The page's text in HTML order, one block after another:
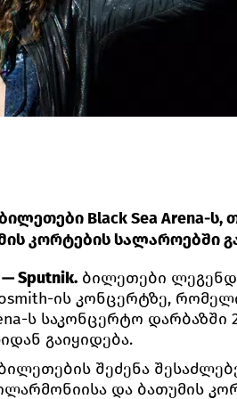
Black Sea Arena-ს,
კორტების სალაროებში
Sputnik. ბილეთები
ის კონცერტზე,
ს საკონცერტო დარბაზში
გაიყიდება.
შეძენა
და ბათუმის